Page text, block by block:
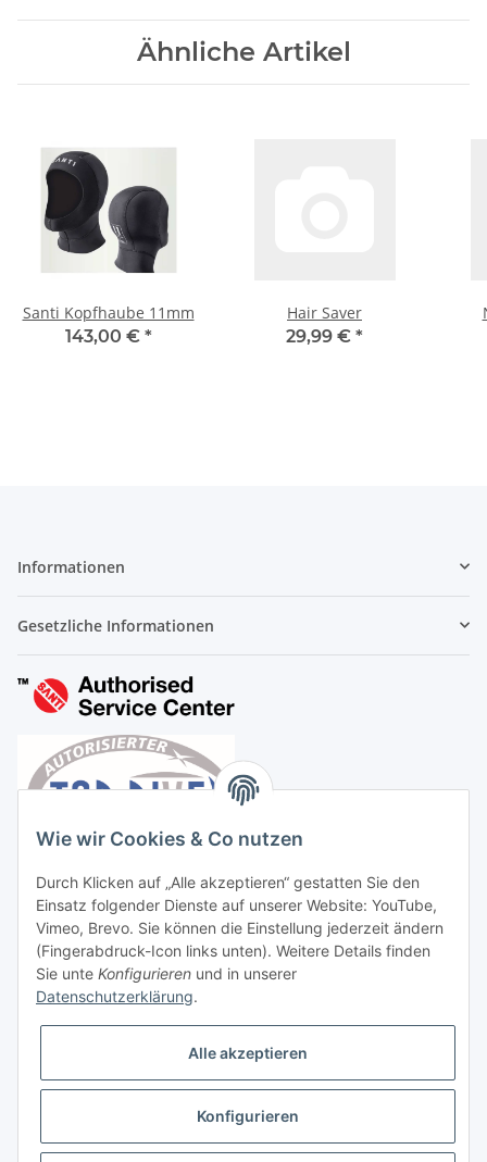
Ähnliche Artikel
Santi Kopfhaube 11mm
143,00 € *
Hair Saver
29,99 € *
Informationen
Gesetzliche Informationen
Vertrag widerrufen
Wie wir Cookies & Co nutzen
Durch Klicken auf „Alle akzeptieren“ gestatten Sie den
Einsatz folgender Dienste auf unserer Website: YouTube,
Vimeo, Brevo. Sie können die Einstellung jederzeit ändern
(Fingerabdruck-Icon links unten). Weitere Details finden
Sie unte Konfigurieren und in unserer
Datenschutzerklärung.
Alle akzeptieren
Konfigurieren